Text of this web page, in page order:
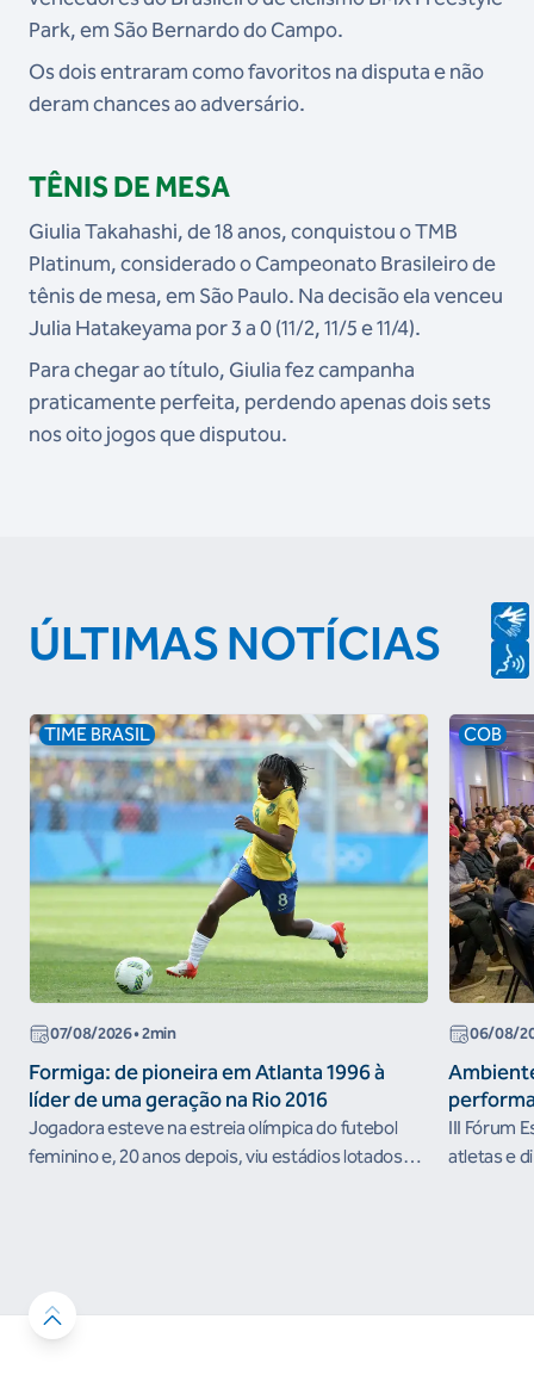
Park, em São Bernardo do Campo.
Os dois entraram como favoritos na disputa e não
deram chances ao adversário.
TÊNIS DE MESA
Giulia Takahashi, de 18 anos, conquistou o TMB
Platinum, considerado o Campeonato Brasileiro de
tênis de mesa, em São Paulo. Na decisão ela venceu
Julia Hatakeyama por 3 a 0 (11/2, 11/5 e 11/4).
Para chegar ao título, Giulia fez campanha
praticamente perfeita, perdendo apenas dois sets
nos oito jogos que disputou.
ÚLTIMAS NOTÍCIAS
TIME BRASIL
07/08/2026• 2min
Formiga: de pioneira em Atlanta 1996 à
líder de uma geração na Rio 2016
Jogadora esteve na estreia olímpica do futebol
feminino e, 20 anos depois, viu estádios lotados
COB
06/08/
III Fórum
atletas e